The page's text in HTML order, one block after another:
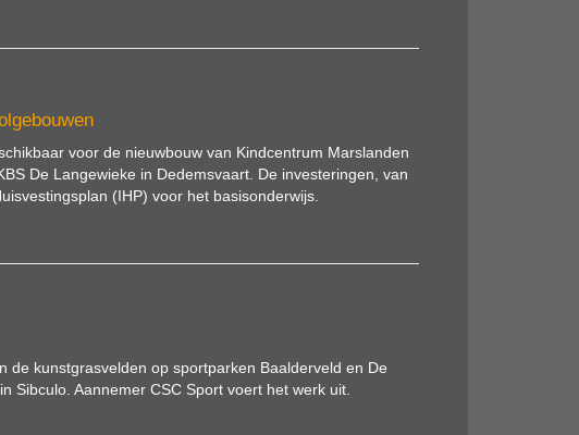
voor de nieuwbouw van Kindcentrum Marslanden
De Langewieke in Dedemsvaart. De investeringen, van
(IHP) voor het basisonderwijs.
kunstgrasvelden op sportparken Baalderveld en De
Sibculo. Aannemer CSC Sport voert het werk uit.